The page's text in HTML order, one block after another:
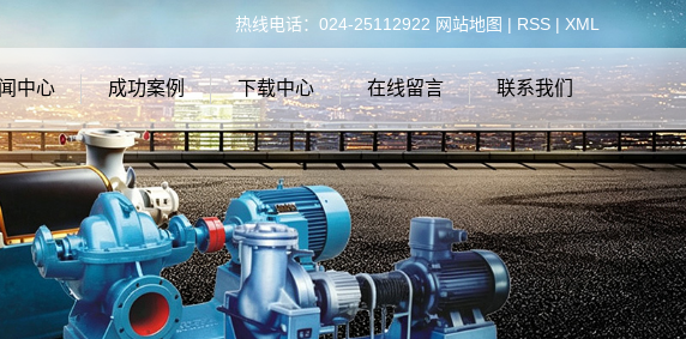
热线电话：024-25112922 网站地图 | RSS | XML
中心
新闻
资讯
问题
成功案例
成功案例
下载中心
下载分类
在线留言 联系我们
联系